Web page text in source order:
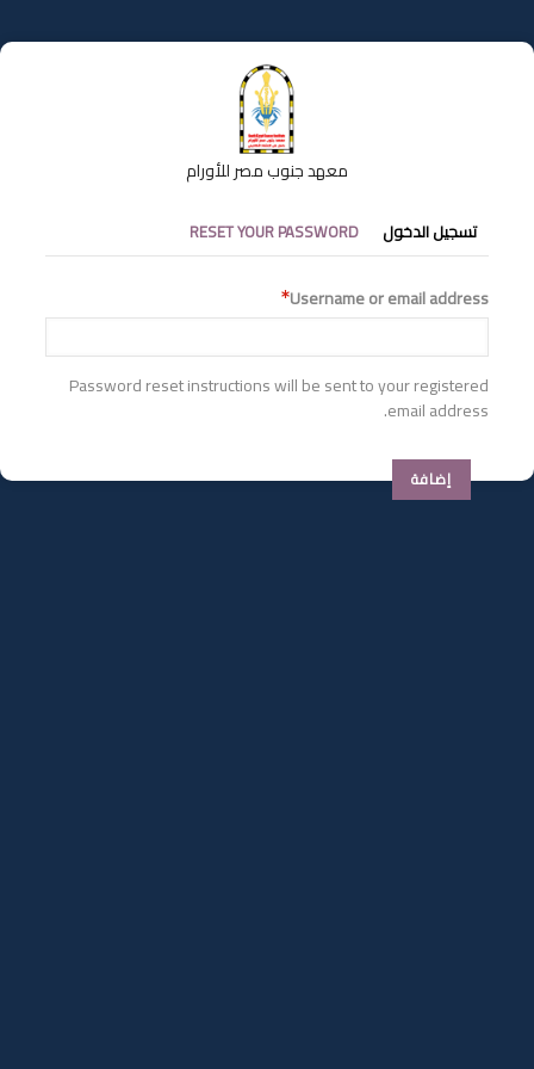
إلى
المحتوى
معهد جنوب مصر للأورام
التبويبات
الأساسية
تسجيل الدخول RESET YOUR PASSWORD
Username or email address
Password reset instructions will be sent to your registered
email address.